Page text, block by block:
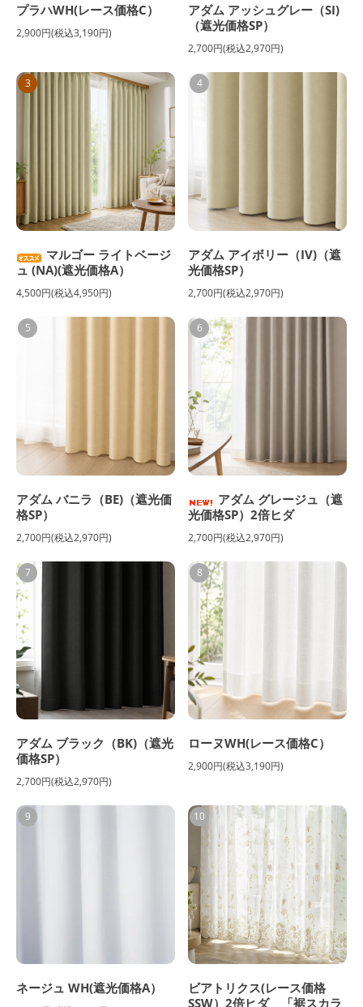
プラハWH(レース価格C）
2,900円(税込3,190円)
アダム アッシュグレー（SI)
（遮光価格SP）
2,700円(税込2,970円)
3
マルゴー ライトベージ
ュ (NA)(遮光価格A）
4,500円(税込4,950円)
4
アダム アイボリー（IV)（遮
光価格SP）
2,700円(税込2,970円)
5
アダム バニラ（BE)（遮光価
格SP）
2,700円(税込2,970円)
6
アダム グレージュ（遮
光価格SP）2倍ヒダ
2,700円(税込2,970円)
7
アダム ブラック（BK)（遮光
価格SP）
2,700円(税込2,970円)
8
ローヌWH(レース価格C）
2,900円(税込3,190円)
9
ネージュ WH(遮光価格A）
10
ビアトリクス(レース価格
SSW）2倍ヒダ 「裾スカラ